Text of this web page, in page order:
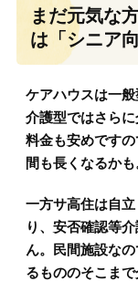
まだ元気な
は「シニア
ケアハウスは一般
介護型ではさら
料金も安めです
間も長くなるかも
一方サ高住は自
り、安否確認等
ん。民間施設な
るもののそこま